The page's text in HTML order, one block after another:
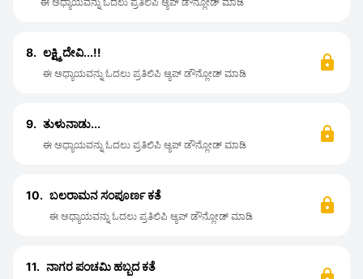
8. ಲಕ್ಷ್ಮಿ ದೇವಿ...!!
ಈ ಅಧ್ಯಾಯವನ್ನು ಓದಲು ಪ್ರತಿಲಿಪಿ ಆ್ಯಪ್ ಡೌನ್ಲೋಡ್ ಮಾಡಿ
9. ತುಳುನಾಡು...
ಈ ಅಧ್ಯಾಯವನ್ನು ಓದಲು ಪ್ರತಿಲಿಪಿ ಆ್ಯಪ್ ಡೌನ್ಲೋಡ್ ಮಾಡಿ
10. ಬಲರಾಮನ ಸಂಪೂರ್ಣ ಕತೆ
ಈ ಅಧ್ಯಾಯವನ್ನು ಓದಲು ಪ್ರತಿಲಿಪಿ ಆ್ಯಪ್ ಡೌನ್ಲೋಡ್ ಮಾಡಿ
11. ನಾಗರ ಪಂಚಮಿ ಹಬ್ಬದ ಕತೆ